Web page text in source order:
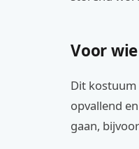
Voor
Dit kostuum
opvallend
gaan,